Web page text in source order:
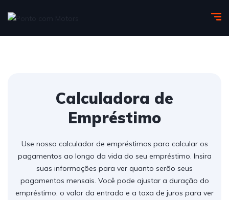
Calculadora de
Empréstimo
Use nosso calculador de empréstimos para calcular os
pagamentos ao longo da vida do seu empréstimo. Insira
suas informações para ver quanto serão seus
pagamentos mensais. Você pode ajustar a duração do
empréstimo, o valor da entrada e a taxa de juros para ver